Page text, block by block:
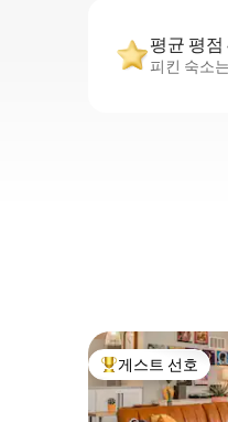
평균 평점
피킨 숙소
상위 게스트 선호
게스트 선호